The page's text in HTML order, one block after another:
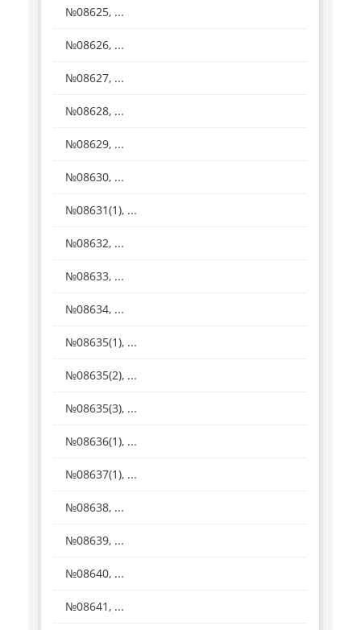
№08625, ...
№08626, ...
№08627, ...
№08628, ...
№08629, ...
№08630, ...
№08631(1), ...
№08632, ...
№08633, ...
№08634, ...
№08635(1), ...
№08635(2), ...
№08635(3), ...
№08636(1), ...
№08637(1), ...
№08638, ...
№08639, ...
№08640, ...
№08641, ...